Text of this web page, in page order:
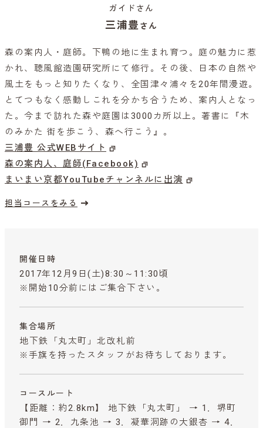
ガイドさん
三浦豊 さん
森の案内人・庭師。下鴨の地に生まれ育つ。庭の魅力に惹
かれ、聴風館造園研究所にて修行。その後、日本の自然や
風土をもっと知りたくなり、全国津々浦々を20年間漫遊。
とてつもなく感動しこれを分かち合うため、案内人となっ
た。今まで訪れた森や庭園は3000カ所以上。著書に『木
のみかた 街を歩こう、森へ行こう』。
三浦豊 公式WEBサイト
森の案内人、庭師(Facebook)
まいまい京都YouTubeチャンネルに出演
担当コースをみる
開催日時
2017年12月9日(土)8:30～11:30頃
※開始10分前にはご集合下さい。
集合場所
地下鉄「丸太町」北改札前
※手旗を持ったスタッフがお待ちしております。
コースルート
【距離：約2.8km】 地下鉄「丸太町」 → 1．堺町
御門 → 2．九条池 → 3．凝華洞跡の大銀杏 → 4．